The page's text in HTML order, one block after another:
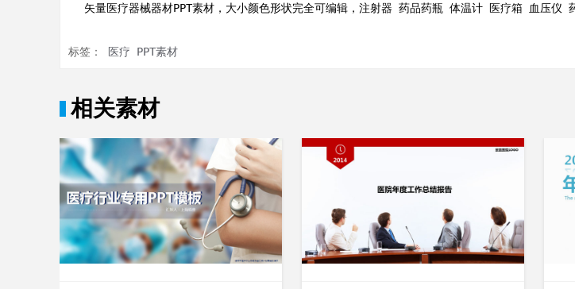
矢量医疗器械器材PPT素材，大小颜色形状完全可编辑，注射器 药品药瓶 体温计 医疗箱 血压仪
标签： 医疗 PPT素材
相关素材